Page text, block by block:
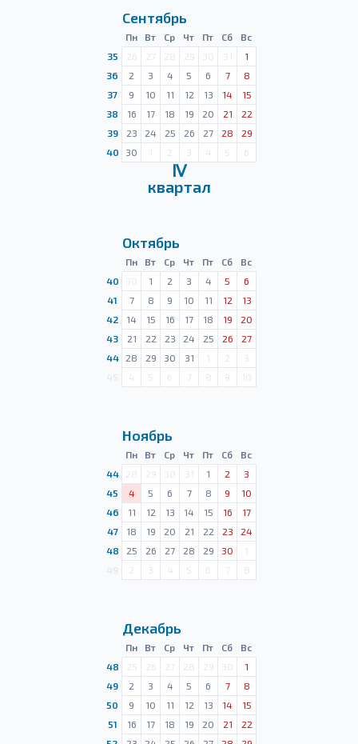
Сентябрь
Пн Вт Ср Чт Пт Сб
Вс
35
26 27 28 29 30 31
1
36
2 3 4 5 6 7
8
37
9 10 11 12 13 14
15
38
16 17 18 19 20 21
22
39
23 24 25 26 27 28
29
40
30 1 2 3 4 5 6
Ⅳ
квартал
Октябрь
Пн Вт Ср Чт Пт Сб
Вс
40
30 1 2 3 4 5
6
41
7 8 9 10 11 12
13
42
14 15 16 17 18 19
20
43
21 22 23 24 25 26
27
44
28 29 30 31 1 2
3
4 5 6 7 8 9 10
Ноябрь
Пн Вт Ср Чт Пт Сб
Вс
44
28 29 30 31 1 2
3
45
4 5 6 7 8 9
10
46
11 12 13 14 15 16
17
47
18 19 20 21 22 23
24
48
25 26 27 28 29 30
1
2 3 4 5 6 7 8
Декабрь
Пн Вт Ср Чт Пт Сб
Вс
48
25 26 27 28 29 30
1
49
2 3 4 5 6 7
8
50
9 10 11 12 13 14
15
51
16 17 18 19 20 21
22